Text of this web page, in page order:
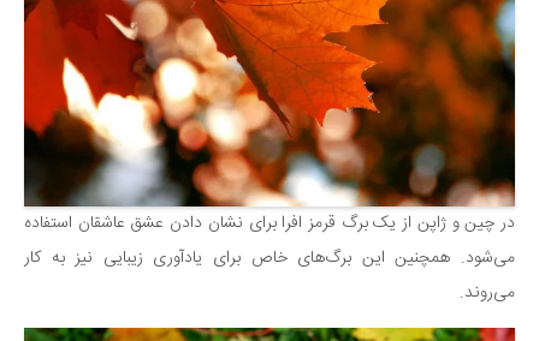
در چین و ژاپن از یک برگ قرمز افرا برای نشان دادن عشق عاشقان استفاده
می‌شود. همچنین این برگ‌های خاص برای یادآوری زیبایی نیز به کار
می‌روند.